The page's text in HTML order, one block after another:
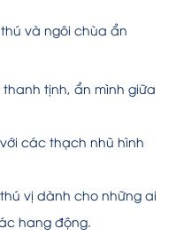
và ngôi chùa ẩn
thanh tịnh, ẩn mình giữa
các thạch nhũ hình
vị dành cho những ai
hang động.